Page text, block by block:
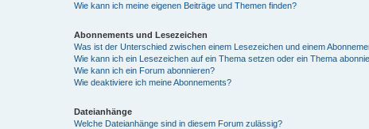
Wie kann ich meine eigenen Beiträge und Themen finden?
Abonnements und Lesezeichen
Was ist der Unterschied zwischen einem Lesezeichen und einem
Wie kann ich ein Lesezeichen auf ein Thema setzen oder ein Thema
Wie kann ich ein Forum abonnieren?
Wie deaktiviere ich meine Abonnements?
Dateianhänge
Welche Dateianhänge sind in diesem Forum zulässig?